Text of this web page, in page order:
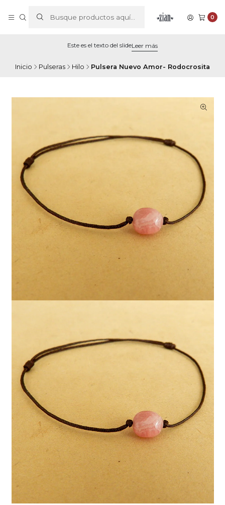
0
Este es el texto del slideLeer más
Inicio Pulseras Hilo Pulsera Nuevo Amor- Rodocrosita